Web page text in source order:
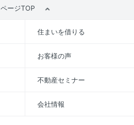
ページTOP
住まいを借りる
お客様の声
不動産セミナー
会社情報